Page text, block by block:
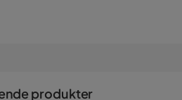
produkter